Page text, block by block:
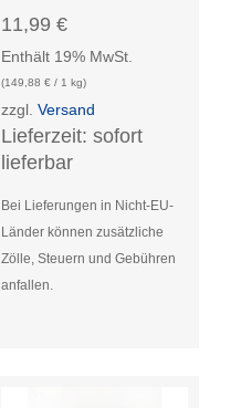
11,99€
Enthält 19% MwSt.
(149,88€ / 1 kg)
zzgl.Versand
Lieferzeit: sofort
lieferbar
Bei Lieferungen in Nicht-EU-
Länder können zusätzliche
Zölle, Steuern und Gebühren
anfallen.